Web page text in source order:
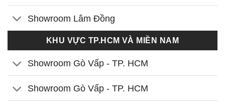
Showroom Lâm Đồng
KHU VỰC TP.HCM VÀ MIỀN NAM
Showroom Gò Vấp - TP. HCM
Showroom Gò Vấp - TP. HCM